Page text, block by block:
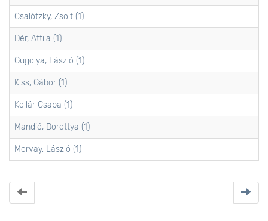
Csalótzky, Zsolt (1)
Dér, Attila (1)
Gugolya, László (1)
Kiss, Gábor (1)
Kollár Csaba (1)
Mandić, Dorottya (1)
Morvay, László (1)